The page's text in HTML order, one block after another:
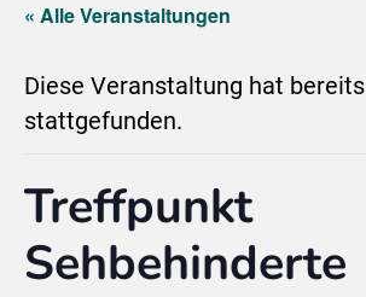
« Alle Veranstaltungen
Diese Veranstaltung hat bereits
stattgefunden.
Treffpunkt
Sehbehinderte